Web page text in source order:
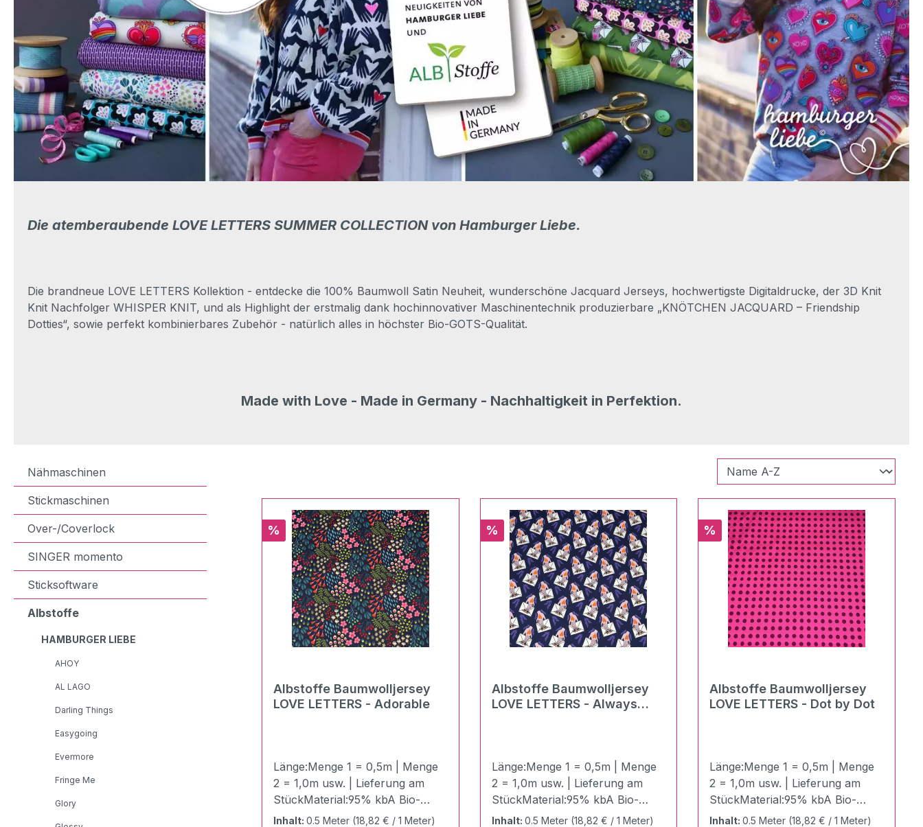
Die atemberaubende LOVE LETTERS SUMMER COLLECTION von Hamburger Liebe.
Die brandneue LOVE LETTERS Kollektion - entdecke die 100% Baumwoll Satin Neuheit, wunderschöne Jacquard Jerseys, hochwertigste Digitaldrucke, der 3D Knit
Knit Nachfolger WHISPER KNIT, und als Highlight der erstmalig dank hochinnovativer Maschinentechnik produzierbare „KNÖTCHEN JACQUARD – Friendship
Dotties“, sowie perfekt kombinierbares Zubehör - natürlich alles in höchster Bio-GOTS-Qualität.
Made with Love - Made in Germany - Nachhaltigkeit in Perfektion.
Nähmaschinen
Stickmaschinen
Over-/Coverlock
SINGER momento
Sticksoftware
Albstoffe
HAMBURGER LIEBE
AHOY
AL LAGO
Darling Things
Easygoing
Evermore
Fringe Me
Glory
Rabatt
%
Albstoffe Baumwolljersey
LOVE LETTERS - Adorable
Länge:Menge 1 = 0,5m | Menge
2 = 1,0m usw. | Lieferung am
StückMaterial:95% kbA Bio-
Baumwolle 5%
Inhalt: 0.5 Meter (18,82 € / 1 Meter)
Rabatt
%
Albstoffe Baumwolljersey
LOVE LETTERS - Always
Länge:Menge 1 = 0,5m | Menge
2 = 1,0m usw. | Lieferung am
StückMaterial:95% kbA Bio-
Baumwolle 5%
Inhalt: 0.5 Meter (18,82 € / 1 Meter)
Rabatt
%
Albstoffe Baumwolljersey
LOVE LETTERS - Dot by Dot
Länge:Menge 1 = 0,5m | Menge
2 = 1,0m usw. | Lieferung am
StückMaterial:95% kbA Bio-
Baumwolle 5%
Inhalt:0.5 Meter (18,82 € / 1 Meter)